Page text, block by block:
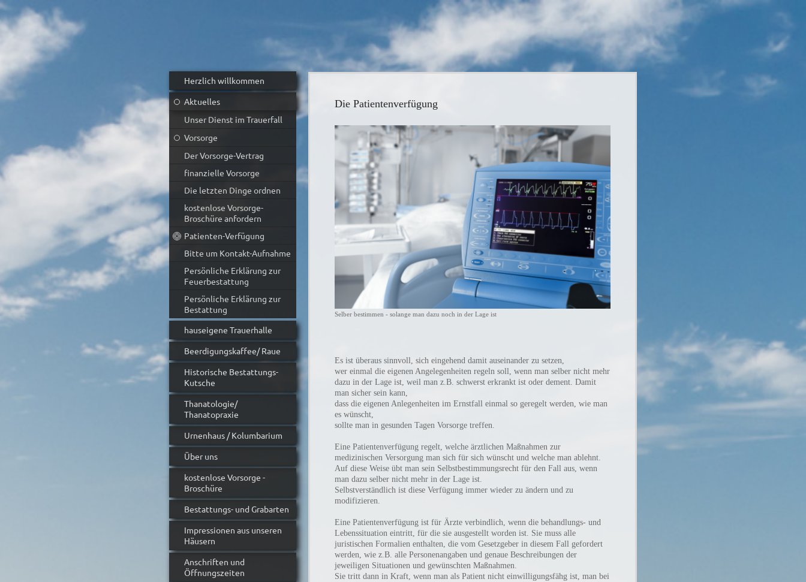
Herzlich willkommen
Aktuelles
Unser Dienst im Trauerfall
Vorsorge
Der Vorsorge-Vertrag
finanzielle Vorsorge
Die letzten Dinge ordnen
kostenlose Vorsorge-
Broschüre anfordern
Patienten-Verfügung
Bitte um Kontakt-Aufnahme
Persönliche Erklärung zur
Feuerbestattung
Persönliche Erklärung zur
Bestattung
hauseigene Trauerhalle
Beerdigungskaffee/ Raue
Historische Bestattungs-
Kutsche
Thanatologie/
Thanatopraxie
Urnenhaus / Kolumbarium
Über uns
kostenlose Vorsorge -
Broschüre
Bestattungs- und Grabarten
Impressionen aus unseren
Häusern
Anschriften und
Öffnungszeiten
Die Patientenverfügung
Selber bestimmen - solange man dazu noch in der Lage ist
Es ist überaus sinnvoll, sich eingehend damit auseinander zu setzen,
wer einmal die eigenen Angelegenheiten regeln soll, wenn man selber nicht mehr
dazu in der Lage ist, weil man z.B. schwerst erkrankt ist oder dement. Damit
man sicher sein kann,
dass die eigenen Anlegenheiten im Ernstfall einmal so geregelt werden, wie man
es wünscht,
sollte man in gesunden Tagen Vorsorge treffen.
Eine Patientenverfügung regelt, welche ärztlichen Maßnahmen zur
medizinischen Versorgung man sich für sich wünscht und welche man ablehnt.
Auf diese Weise übt man sein Selbstbestimmungsrecht für den Fall aus, wenn
man dazu selber nicht mehr in der Lage ist.
Selbstverständlich ist diese Verfügung immer wieder zu ändern und zu
modifizieren.
Eine Patientenverfügung ist für Ärzte verbindlich, wenn die behandlungs- und
Lebenssituation eintritt, für die sie ausgestellt worden ist. Sie muss alle
juristischen Formalien enthalten, die vom Gesetzgeber in diesem Fall gefordert
werden, wie z.B. alle Personenangaben und genaue Beschreibungen der
jeweiligen Situationen und gewünschten Maßnahmen.
Sie tritt dann in Kraft, wenn man als Patient nicht einwilligungsfähg ist, man bei